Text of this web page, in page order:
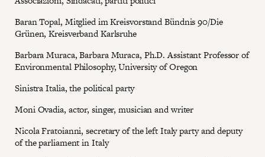
Baran Topal, Mitglied im Kreisvorstand Bündnis 90/Die
Grünen, Kreisverband Karlsruhe
Barbara Muraca, Barbara Muraca, Ph.D. Assistant Professor of
Environmental Philosophy, University of Oregon
Sinistra Italia, the political party
Moni Ovadia, actor, singer, musician and writer
Nicola Fratoianni, secretary of the left Italy party and deputy
of the parliament in Italy